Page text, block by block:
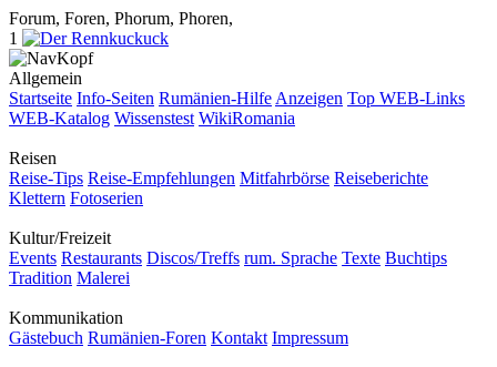
Forum, Foren, Phorum, Phoren,
1
Allgemein
Startseite Info-Seiten Rumänien-Hilfe Anzeigen Top WEB-Links
WEB-Katalog Wissenstest WikiRomania
Reisen
Reise-Tips Reise-Empfehlungen Mitfahrbörse Reiseberichte
Klettern Fotoserien
Kultur/Freizeit
Events Restaurants Discos/Treffs rum. Sprache Texte Buchtips
Tradition Malerei
Kommunikation
Gästebuch Rumänien-Foren Kontakt Impressum